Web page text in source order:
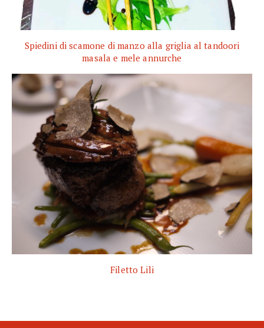
Spiedini di scamone di manzo alla griglia al tandoori
masala e mele annurche
Filetto Lili